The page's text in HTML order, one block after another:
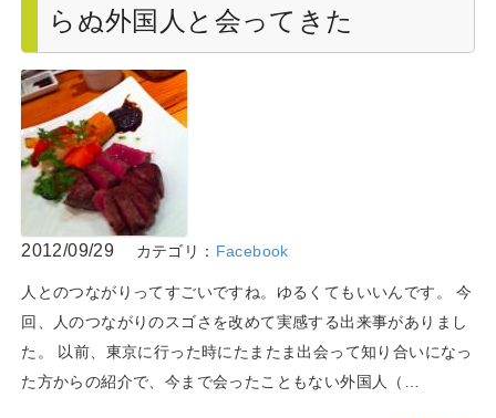
らぬ外国人と会ってきた
2012/09/29 カテゴリ： Facebook
人とのつながりってすごいですね。ゆるくてもいいんです。 今
回、人のつながりのスゴさを改めて実感する出来事がありまし
た。 以前、東京に行った時にたまたま出会って知り合いになっ
た方からの紹介で、今まで会ったこともない外国人（…